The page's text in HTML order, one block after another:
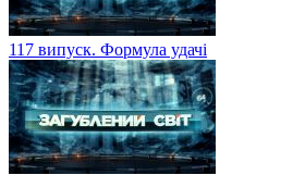
117 випуск. Формула удачі